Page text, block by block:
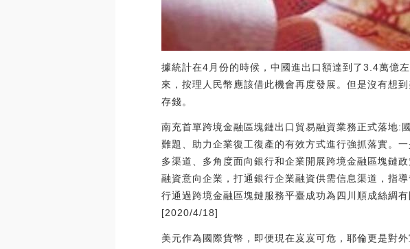
據統計在4月份的時候，中國進出口額達到了3.4萬億
來，按理人民幣應該借此機會再度發展。但是沒有想
存錢。
南充首單跨境金融區塊鏈出口貿易融資業務正式落地:
難題、助力企業復工復產的有效方式進行強抓落實。
多渠道、多角度面向銀行和企業開展跨境金融區塊鏈
融資意向企業，打通銀行企業融資供需信息渠道，指
行通過跨境金融區塊鏈服務平臺成功為四川順成絲綢
[2020/4/18]
美元作為國際貨幣，即便現在岌岌可危，耶倫更是對